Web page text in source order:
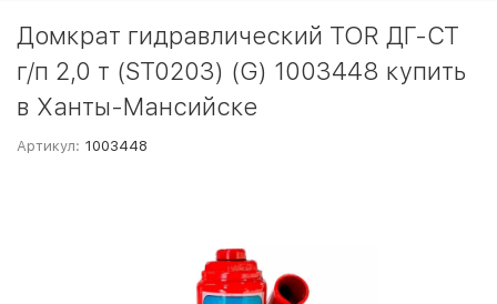
Домкрат гидравлический TOR ДГ-CT
г/п 2,0 т (ST0203) (G) 1003448 купить
в Ханты-Мансийске
Артикул: 1003448